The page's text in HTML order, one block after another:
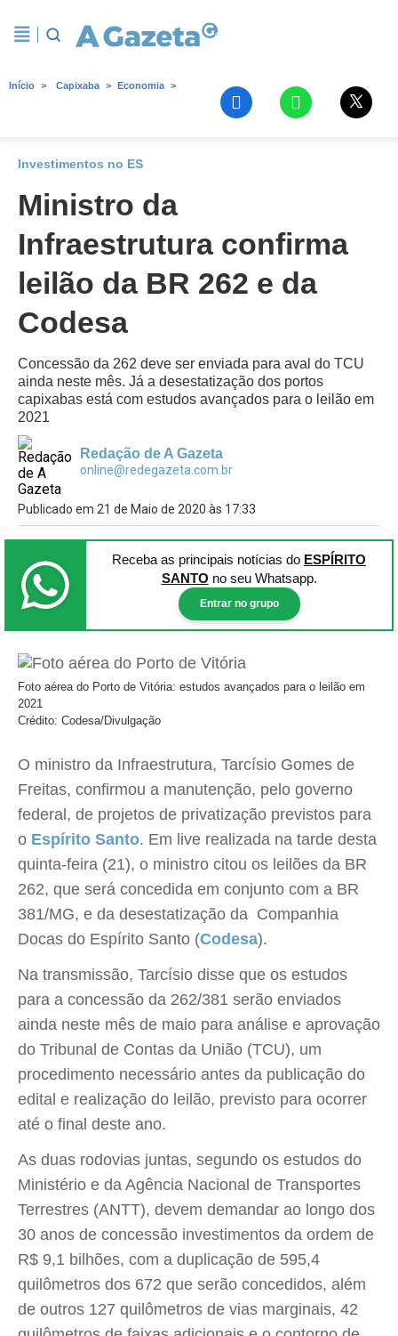
Início Capixaba Economia
Investimentos no ES
Ministro da
Infraestrutura confirma
leilão da BR 262 e da
Codesa
Concessão da 262 deve ser enviada para aval do TCU
ainda neste mês. Já a desestatização dos portos
capixabas está com estudos avançados para o leilão em
2021
Redação de A Gazeta
online@redegazeta.com.br
Publicado em 21 de Maio de 2020 às 17:33
Receba as principais notícias do ESPÍRITO
SANTO no seu Whatsapp.
Entrar no grupo
Foto aérea do Porto de Vitória: estudos avançados para o leilão em
2021
Crédito: Codesa/Divulgação
O ministro da Infraestrutura, Tarcísio Gomes de
Freitas, confirmou a manutenção, pelo governo
federal, de projetos de privatização previstos para
o Espírito Santo. Em live realizada na tarde desta
quinta-feira (21), o ministro citou os leilões da BR
262, que será concedida em conjunto com a BR
381/MG, e da desestatização da Companhia
Docas do Espírito Santo (Codesa).
Na transmissão, Tarcísio disse que os estudos
para a concessão da 262/381 serão enviados
ainda neste mês de maio para análise e aprovação
do Tribunal de Contas da União (TCU), um
procedimento necessário antes da publicação do
edital e realização do leilão, previsto para ocorrer
até o final deste ano.
As duas rodovias juntas, segundo os estudos do
Ministério e da Agência Nacional de Transportes
Terrestres (ANTT), devem demandar ao longo dos
30 anos de concessão investimentos da ordem de
R$ 9,1 bilhões, com a duplicação de 595,4
quilômetros dos 672 que serão concedidos, além
de outros 127 quilômetros de vias marginais, 42